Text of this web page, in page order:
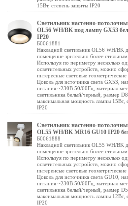
15Вт, степень защиты IP20
Светильник настенно-
OL56 WH/BK под лампу GX53
IP20
Б0061881
Накладной светильник OL56 WH/BK
помещение зрительно более
Используя по периметру несколько
осветительных устройств, можно
интересные световые геометрические
Цоколь для источника света GX53,
питания ~230В 50/60Гц, материал
светильника белый/черный, размер
максимальная мощность лампы 15Вт,
IP20
Светильник настенно-
OL55 WH/BK MR16 GU10 IP20
Б0061888
Накладной светильник OL55 WH/BK
помещение зрительно более
Используя по периметру несколько
осветительных устройств, можно
интеренсые световые геометрические
Цоколь для источника света GU10,
питания ~230В 50/60Гц, материал
светильника белый/черный, размер
максимальная мощность лампы 12Вт,
IP20